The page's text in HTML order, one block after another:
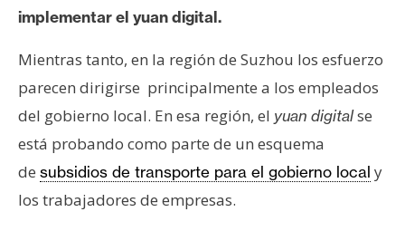
implementar el yuan digital.
Mientras tanto, en la región de Suzhou los esfuerzo
parecen dirigirse principalmente a los empleados
del gobierno local. En esa región, el yuan digitalse
está probando como parte de un esquema
de subsidios de transporte para el gobierno local y
los trabajadores de empresas.